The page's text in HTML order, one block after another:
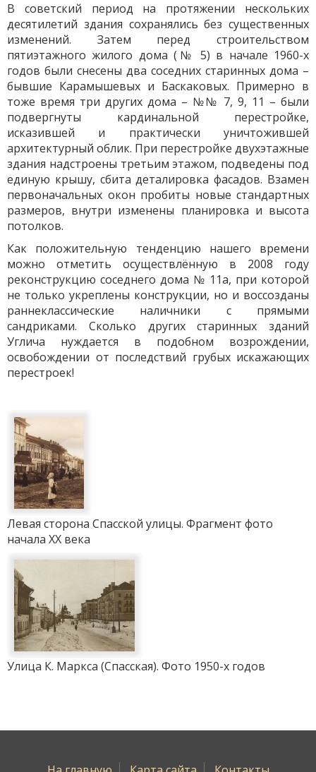
В советский период на протяжении нескольких
десятилетий здания сохранялись без существенных
изменений. Затем перед строительством
пятиэтажного жилого дома (№ 5) в начале 1960-х
годов были снесены два соседних старинных дома –
бывшие Карамышевых и Баскаковых. Примерно в
тоже время три других дома – №№ 7, 9, 11 – были
подвергнуты кардинальной перестройке,
исказившей и практически уничтожившей
архитектурный облик. При перестройке двухэтажные
здания надстроены третьим этажом, подведены под
единую крышу, сбита деталировка фасадов. Взамен
первоначальных окон пробиты новые стандартных
размеров, внутри изменены планировка и высота
потолков.
Как положительную тенденцию нашего времени
можно отметить осуществлённую в 2008 году
реконструкцию соседнего дома № 11а, при которой
не только укреплены конструкции, но и воссозданы
раннеклассические наличники с прямыми
сандриками. Сколько других старинных зданий
Углича нуждается в подобном возрождении,
освобождении от последствий грубых искажающих
перестроек!
Левая сторона Спасской улицы. Фрагмент фото
начала ХХ века
Улица К. Маркса (Спасская). Фото 1950-х годов